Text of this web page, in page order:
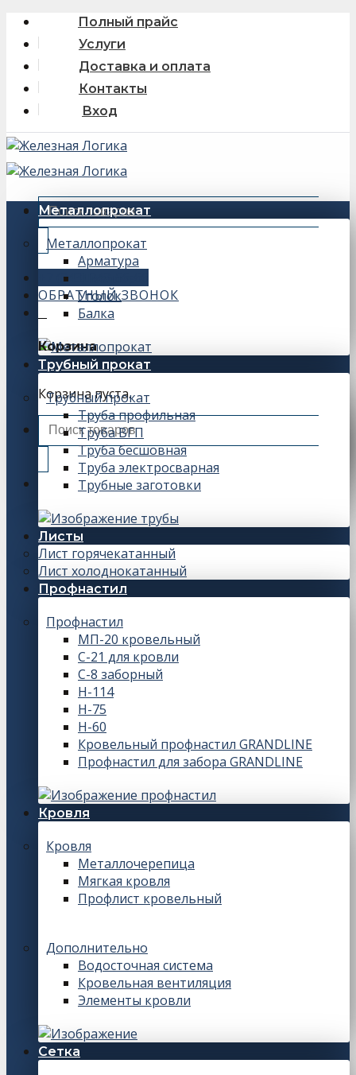
Skip
content
Полный прайс
Услуги
Доставка и оплата
Контакты
Вход
Искать:
+7 (343) 243-56-66
ОБРАТНЫЙ ЗВОНОК
Корзина
Корзина пуста.
Искать:
Металлопрокат
Металлопрокат
Арматура
Уголок
Балка
Трубный прокат
Трубный прокат
Труба профильная
Труба ВГП
Труба бесшовная
Труба электросварная
Трубные заготовки
Листы
Лист горячекатанный
Лист холоднокатанный
Профнастил
Профнастил
МП-20 кровельный
С-21 для кровли
С-8 заборный
Н-114
Н-75
Н-60
Кровельный профнастил GRANDLINE
Профнастил для забора GRANDLINE
Кровля
Кровля
Металлочерепица
Мягкая кровля
Профлист кровельный
Дополнительно
Водосточная система
Кровельная вентиляция
Элементы кровли
Сетка